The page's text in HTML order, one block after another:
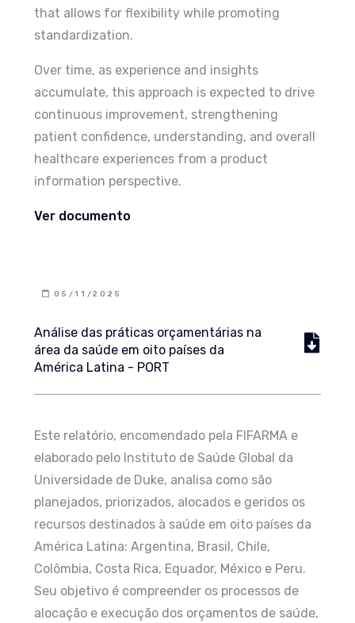
that allows for flexibility while promoting
standardization.
Over time, as experience and insights
accumulate, this approach is expected to drive
continuous improvement, strengthening
patient confidence, understanding, and overall
healthcare experiences from a product
information perspective.
Ver documento
05/11/2025
Análise das práticas orçamentárias na
área da saúde em oito países da
América Latina - PORT
Este relatório, encomendado pela FIFARMA e
elaborado pelo Instituto de Saúde Global da
Universidade de Duke, analisa como são
planejados, priorizados, alocados e geridos os
recursos destinados à saúde em oito países da
América Latina: Argentina, Brasil, Chile,
Colômbia, Costa Rica, Equador, México e Peru.
Seu objetivo é compreender os processos de
alocação e execução dos orçamentos de saúde,